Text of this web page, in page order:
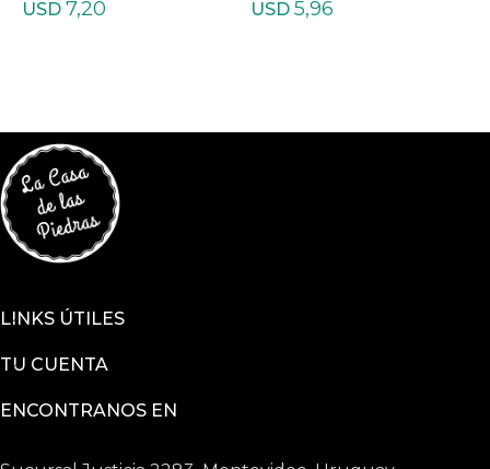
USD 7,20
USD 5,96
LINKS ÚTILES
TU CUENTA
ENCONTRANOS EN